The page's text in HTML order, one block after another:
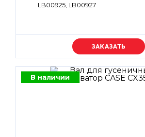
LB00925, LB00927
Уточняйте цену
В наличии